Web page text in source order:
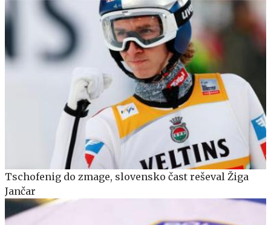
Tschofenig do zmage, slovensko čast reševal Žiga
Jančar